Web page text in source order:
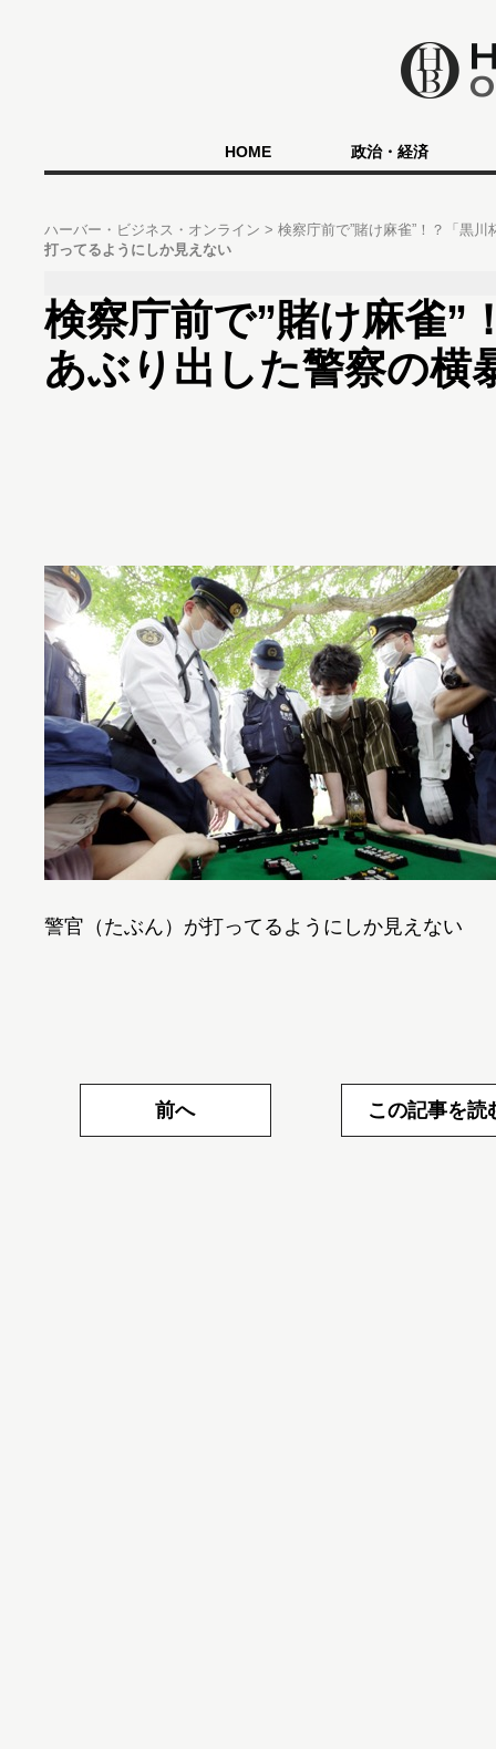
HOME 政治・経済
ハーバー・ビジネス・オンライン
検察庁前で”賭け麻雀”！？「黒
打ってるようにしか見えない
検察庁前で”賭け麻雀”
あぶり出した警察の横
警官（たぶん）が打ってるようにしか見えない
前へ この記事を読